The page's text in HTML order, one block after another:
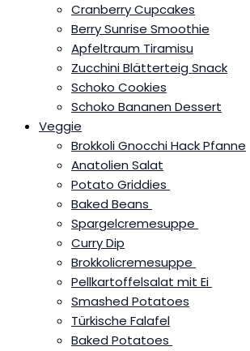
Cranberry Cupcakes
Berry Sunrise Smoothie
Apfeltraum Tiramisu
Zucchini Blätterteig Snack
Schoko Cookies
Schoko Bananen Dessert
Veggie
Brokkoli Gnocchi Hack Pfanne
Anatolien Salat
Potato Griddies
Baked Beans
Spargelcremesuppe
Curry Dip
Brokkolicremesuppe
Pellkartoffelsalat mit Ei
Smashed Potatoes
Türkische Falafel
Baked Potatoes